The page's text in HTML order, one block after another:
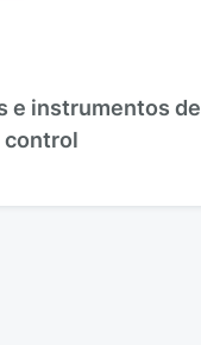
e instrumentos de
control